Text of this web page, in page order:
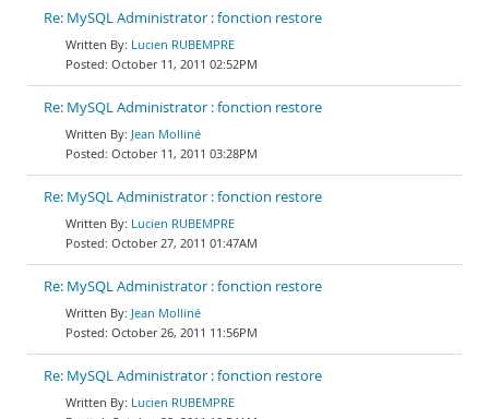
Re: MySQL Administrator : fonction restore
Lucien RUBEMPRE
October 11, 2011 02:52PM
Re: MySQL Administrator : fonction restore
Jean Molliné
October 11, 2011 03:28PM
Re: MySQL Administrator : fonction restore
Lucien RUBEMPRE
October 27, 2011 01:47AM
Re: MySQL Administrator : fonction restore
Jean Molliné
October 26, 2011 11:56PM
Re: MySQL Administrator : fonction restore
Lucien RUBEMPRE